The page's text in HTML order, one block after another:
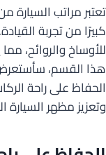
تعتبر مراتب السيارة
كبيرًا من تجربة
للأوساخ والروائح،
هذا القسم،
الحفاظ على راحة
وتعزيز مظهر السيارة